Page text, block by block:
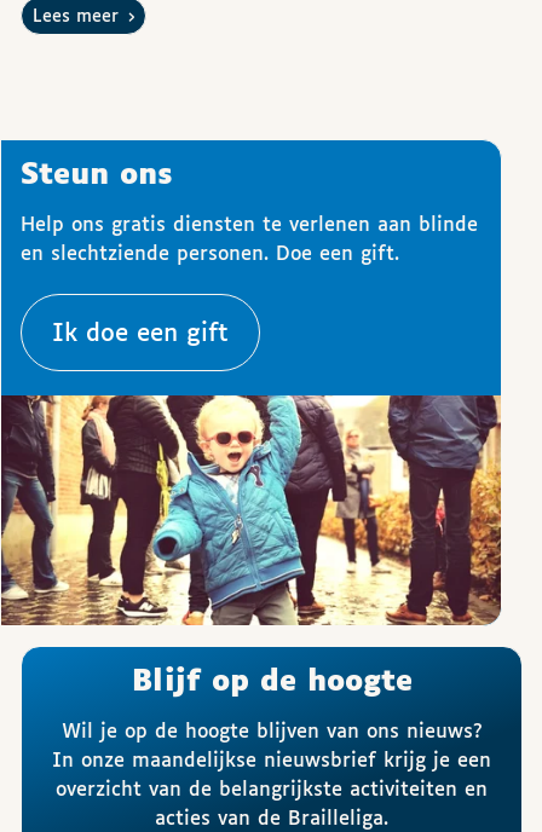
Lees meer
Steun ons
Help ons gratis diensten te verlenen aan blinde
en slechtziende personen. Doe een gift.
Ik doe een gift
Blijf op de hoogte
Wil je op de hoogte blijven van ons nieuws?
In onze maandelijkse nieuwsbrief krijg je een
overzicht van de belangrijkste activiteiten en
acties van de Brailleliga.